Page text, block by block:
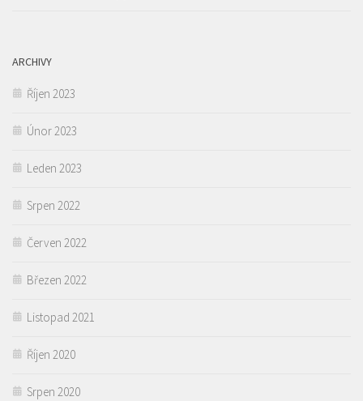
ARCHIVY
Říjen 2023
Únor 2023
Leden 2023
Srpen 2022
Červen 2022
Březen 2022
Listopad 2021
Říjen 2020
Srpen 2020